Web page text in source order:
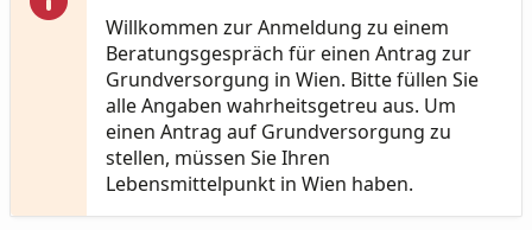
Willkommen zur Anmeldung zu einem
Beratungsgespräch für einen Antrag zur
Grundversorgung in Wien. Bitte füllen Sie
alle Angaben wahrheitsgetreu aus. Um
einen Antrag auf Grundversorgung zu
stellen, müssen Sie Ihren
Lebensmittelpunkt in Wien haben.